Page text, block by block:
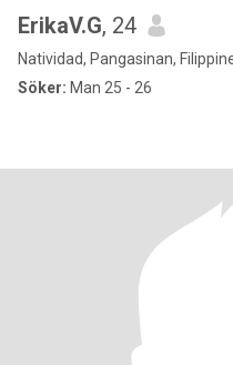
ErikaV.G, 24
Natividad, Pangasinan,
Söker: Man 25 - 26